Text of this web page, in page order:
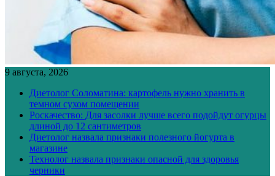
9 августа, 2026
Диетолог Соломатина: картофель нужно хранить в
темном сухом помещении
Роскачество: Для засолки лучше всего подойдут огурцы
длиной до 12 сантиметров
Диетолог назвала признаки полезного йогурта в
магазине
Технолог назвала признаки опасной для здоровья
черники